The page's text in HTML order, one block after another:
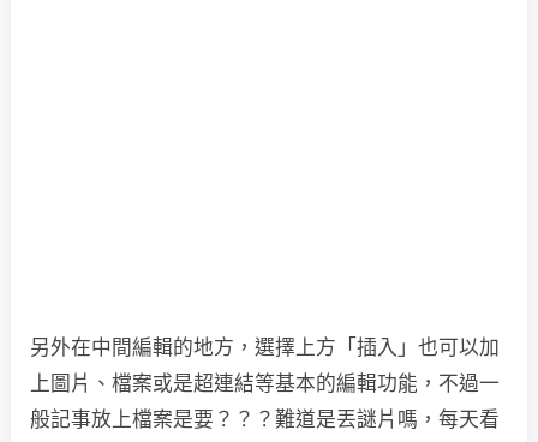
另外在中間編輯的地方，選擇上方「插入」也可以加
上圖片、檔案或是超連結等基本的編輯功能，不過一
般記事放上檔案是要？？？難道是丟謎片嗎，每天看